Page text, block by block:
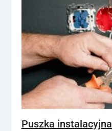
Puszka